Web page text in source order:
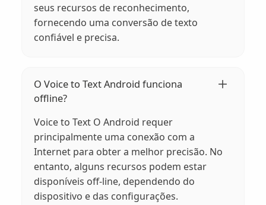
seus recursos de reconhecimento,
fornecendo uma conversão de texto
confiável e precisa.
O Voice to Text Android funciona
offline?
Voice to Text O Android requer
principalmente uma conexão com a
Internet para obter a melhor precisão. No
entanto, alguns recursos podem estar
disponíveis off-line, dependendo do
dispositivo e das configurações.